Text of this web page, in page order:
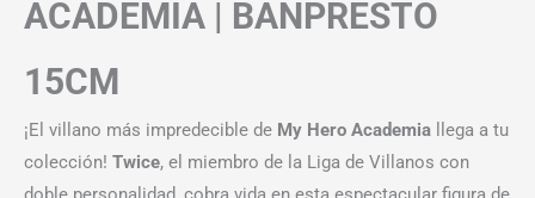
ACADEMIA | BANPRESTO
15CM
¡El villano más impredecible de My Hero Academia llega a tu
colección! Twice, el miembro de la Liga de Villanos con